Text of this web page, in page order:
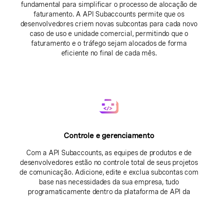
fundamental para simplificar o processo de alocação de
faturamento. A API Subaccounts permite que os
desenvolvedores criem novas subcontas para cada novo
caso de uso e unidade comercial, permitindo que o
faturamento e o tráfego sejam alocados de forma
eficiente no final de cada mês.
Controle e gerenciamento
Com a API Subaccounts, as equipes de produtos e de
desenvolvedores estão no controle total de seus projetos
de comunicação. Adicione, edite e exclua subcontas com
base nas necessidades da sua empresa, tudo
programaticamente dentro da plataforma de API da